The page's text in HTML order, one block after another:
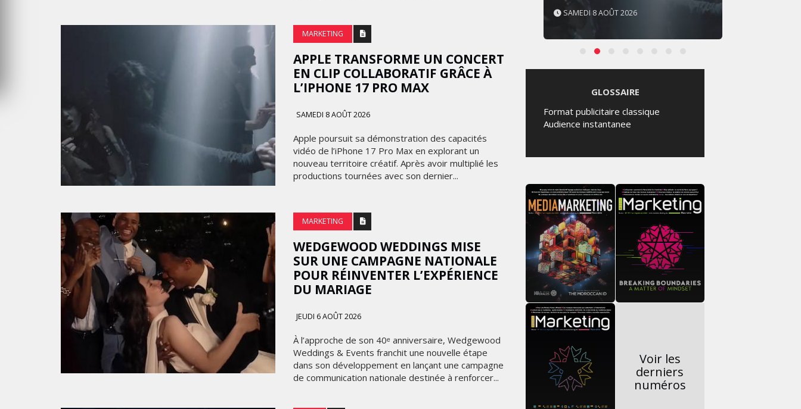
MARKETING
APPLE TRANSFORME UN CONCERT
EN CLIP COLLABORATIF GRÂCE À
L’IPHONE 17 PRO MAX
SAMEDI 8 AOÛT 2026
Apple poursuit sa démonstration des capacités
vidéo de l’iPhone 17 Pro Max en explorant un
nouveau territoire créatif. Après avoir multiplié les
productions tournées avec son dernier...
MARKETING
WEDGEWOOD WEDDINGS MISE
SUR UNE CAMPAGNE NATIONALE
POUR RÉINVENTER L’EXPÉRIENCE
DU MARIAGE
JEUDI 6 AOÛT 2026
À l’approche de son 40ᵉ anniversaire, Wedgewood
Weddings & Events franchit une nouvelle étape
dans son développement en lançant une campagne
de communication nationale destinée à renforcer...
SAMEDI 8 AOÛT 2026
GLOSSAIRE
Format publicitaire classique
Audience instantanee
Voir les
derniers
numéros